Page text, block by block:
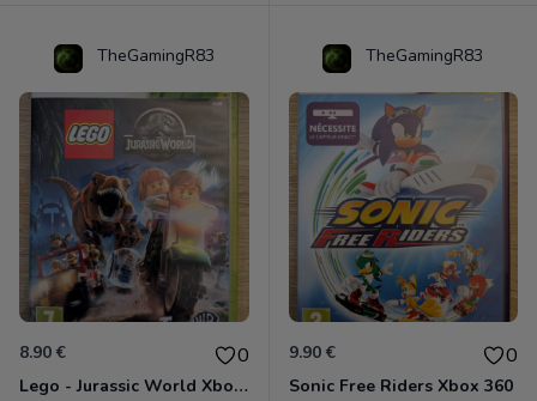
TheGamingR83
8.90 € 0
Lego - Jurassic World Xbox 360
TheGamingR83
9.90 € 0
Sonic Free Riders Xbox 360